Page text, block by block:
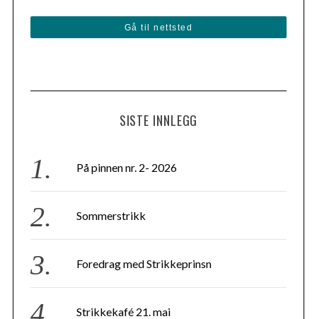
Gå til nettsted
SISTE INNLEGG
På pinnen nr. 2- 2026
Sommerstrikk
Foredrag med Strikkeprinsn
Strikkekafé 21. mai